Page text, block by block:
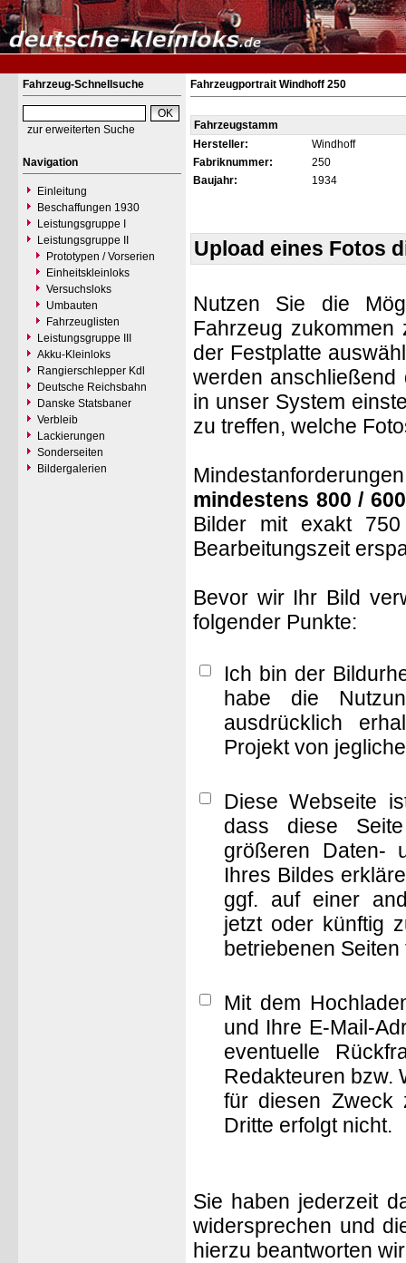
Fahrzeug-Schnellsuche
zur erweiterten Suche
Navigation
Einleitung
Beschaffungen 1930
Leistungsgruppe I
Leistungsgruppe II
Prototypen / Vorserien
Einheitskleinloks
Versuchsloks
Umbauten
Fahrzeuglisten
Leistungsgruppe III
Akku-Kleinloks
Rangierschlepper Kdl
Deutsche Reichsbahn
Danske Statsbaner
Verbleib
Lackierungen
Sonderseiten
Bildergalerien
Fahrzeugportrait Windhoff 250
Fahrzeugstamm
Hersteller:
Windhoff
Fabriknummer:
250
Baujahr:
1934
Upload eines Fotos
Nutzen Sie die
Fahrzeug
der Festplatte
werden anschließend
in unser System
zu treffen, welche
mindestens 800 /
Bilder mit exakt
Bearbeitungszeit
Bevor wir Ihr Bild
folgender Punkte:
Ich bin der
habe die
ausdrücklich
Projekt von
Diese Webseite
dass diese
größeren Daten-
Ihres Bildes
ggf. auf einer
jetzt oder künftig
betriebenen
Mit dem
und Ihre E-Mail-
eventuelle
Redakteuren bzw.
für diesen Zweck
Dritte erfolgt nicht.
Sie haben jederzeit
widersprechen und
hierzu beantworten